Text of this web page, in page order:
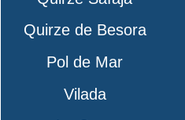
Quirze de Besora
Pol de Mar
Vilada